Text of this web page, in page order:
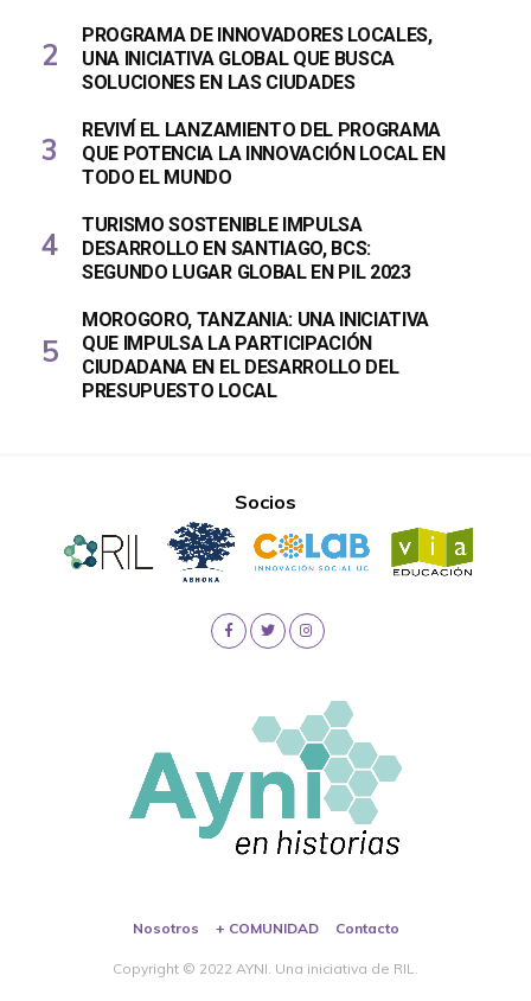
PROGRAMA DE INNOVADORES LOCALES,
UNA INICIATIVA GLOBAL QUE BUSCA
SOLUCIONES EN LAS CIUDADES
REVIVÍ EL LANZAMIENTO DEL PROGRAMA
QUE POTENCIA LA INNOVACIÓN LOCAL EN
TODO EL MUNDO
TURISMO SOSTENIBLE IMPULSA
DESARROLLO EN SANTIAGO, BCS:
SEGUNDO LUGAR GLOBAL EN PIL 2023
MOROGORO, TANZANIA: UNA INICIATIVA
QUE IMPULSA LA PARTICIPACIÓN
CIUDADANA EN EL DESARROLLO DEL
PRESUPUESTO LOCAL
Socios
Nosotros + COMUNIDAD Contacto
Copyright © 2022 AYNI. Una iniciativa de RIL.